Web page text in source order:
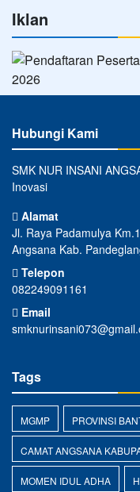
Iklan
Hubungi Kami
SMK NUR INSANI
Inovasi
Alamat
Jl. Raya Padamulya
Angsana Kab.
Telepon
082249091161
Email
Tags
MGMP PROVINSI
CAMAT ANGSANA
MOMEN IDUL ADHA